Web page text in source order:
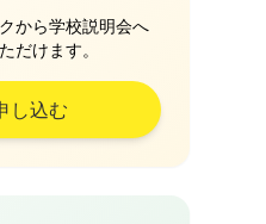
から学校説明会へ
だけます。
し込む